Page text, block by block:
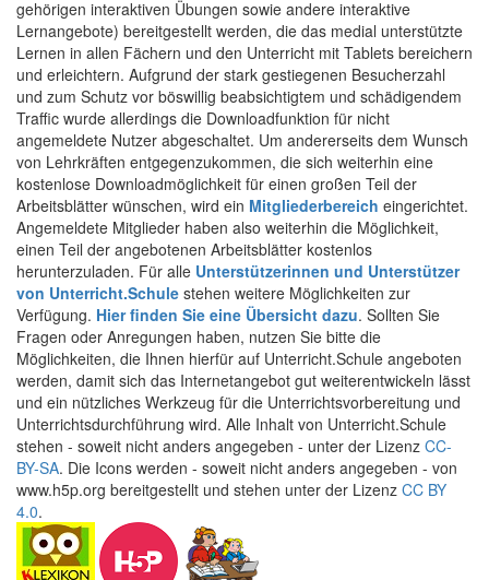
gehörigen interaktiven Übungen sowie andere interaktive
Lernangebote) bereitgestellt werden, die das medial unterstützte
Lernen in allen Fächern und den Unterricht mit Tablets bereichern
und erleichtern. Aufgrund der stark gestiegenen Besucherzahl
und zum Schutz vor böswillig beabsichtigtem und schädigendem
Traffic wurde allerdings die Downloadfunktion für nicht
angemeldete Nutzer abgeschaltet. Um andererseits dem Wunsch
von Lehrkräften entgegenzukommen, die sich weiterhin eine
kostenlose Downloadmöglichkeit für einen großen Teil der
Arbeitsblätter wünschen, wird ein Mitgliederbereich eingerichtet.
Angemeldete Mitglieder haben also weiterhin die Möglichkeit,
einen Teil der angebotenen Arbeitsblätter kostenlos
herunterzuladen. Für alle Unterstützerinnen und Unterstützer
von Unterricht.Schule stehen weitere Möglichkeiten zur
Verfügung. Hier finden Sie eine Übersicht dazu. Sollten Sie
Fragen oder Anregungen haben, nutzen Sie bitte die
Möglichkeiten, die Ihnen hierfür auf Unterricht.Schule angeboten
werden, damit sich das Internetangebot gut weiterentwickeln lässt
und ein nützliches Werkzeug für die Unterrichtsvorbereitung und
Unterrichtsdurchführung wird. Alle Inhalt von Unterricht.Schule
stehen - soweit nicht anders angegeben - unter der Lizenz CC-
BY-SA. Die Icons werden - soweit nicht anders angegeben - von
www.h5p.org bereitgestellt und stehen unter der Lizenz CC BY
4.0.